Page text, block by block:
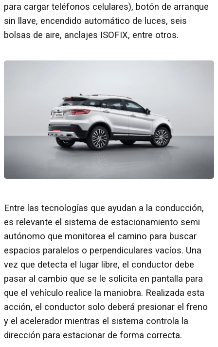
para cargar teléfonos celulares), botón de arranque
sin llave, encendido automático de luces, seis
bolsas de aire, anclajes ISOFIX, entre otros.
Entre las tecnologías que ayudan a la conducción,
es relevante el sistema de estacionamiento semi
autónomo que monitorea el camino para buscar
espacios paralelos o perpendiculares vacíos. Una
vez que detecta el lugar libre, el conductor debe
pasar al cambio que se le solicita en pantalla para
que el vehículo realice la maniobra. Realizada esta
acción, el conductor solo deberá presionar el freno
y el acelerador mientras el sistema controla la
dirección para estacionar de forma correcta.